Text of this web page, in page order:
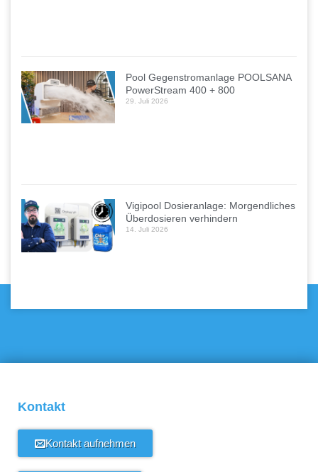
Pool Gegenstromanlage POOLSANA
PowerStream 400 + 800
29. Juli 2026
Vigipool Dosieranlage: Morgendliches
Überdosieren verhindern
14. Juli 2026
Kontakt
Kontakt aufnehmen